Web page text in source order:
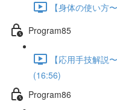
【身体の使い方
Program85
【応用手技解説
(16:56)
Program86